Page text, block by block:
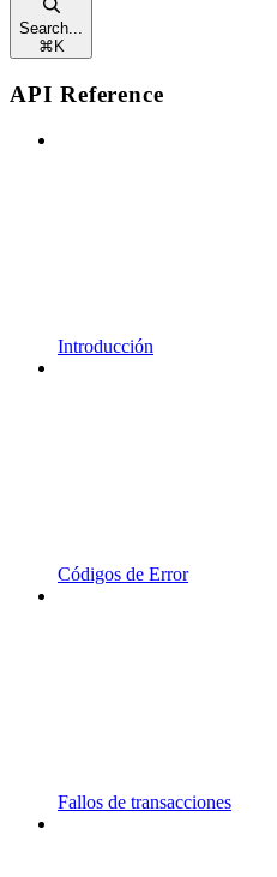
Search...
⌘ K
API Reference
Introducción
Códigos de Error
Fallos de transacciones